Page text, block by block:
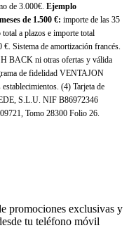
de 3.000€. Ejemplo
de 1.500 €: importe de las 35
a plazos e importe total
Sistema de amortización francés.
BACK ni otras ofertas y válida
de fidelidad VENTAJON
(4) Tarjeta de
S.L.U. NIF B86972346
Tomo 28300 Folio 26.
promociones exclusivas y
tu teléfono móvil